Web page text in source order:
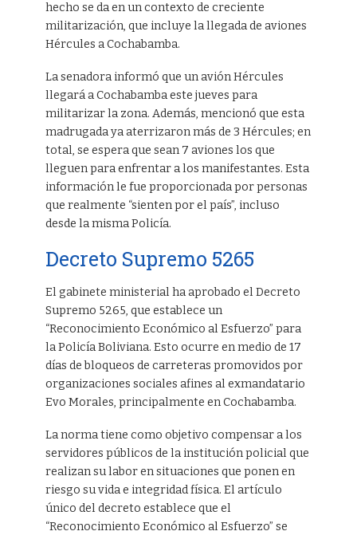
hecho se da en un contexto de creciente
militarización, que incluye la llegada de aviones
Hércules a Cochabamba.
La senadora informó que un avión Hércules
llegará a Cochabamba este jueves para
militarizar la zona. Además, mencionó que esta
madrugada ya aterrizaron más de 3 Hércules; en
total, se espera que sean 7 aviones los que
lleguen para enfrentar a los manifestantes. Esta
información le fue proporcionada por personas
que realmente “sienten por el país”, incluso
desde la misma Policía.
Decreto Supremo 5265
El gabinete ministerial ha aprobado el Decreto
Supremo 5265, que establece un
“Reconocimiento Económico al Esfuerzo” para
la Policía Boliviana. Esto ocurre en medio de 17
días de bloqueos de carreteras promovidos por
organizaciones sociales afines al exmandatario
Evo Morales, principalmente en Cochabamba.
La norma tiene como objetivo compensar a los
servidores públicos de la institución policial que
realizan su labor en situaciones que ponen en
riesgo su vida e integridad física. El artículo
único del decreto establece que el
“Reconocimiento Económico al Esfuerzo” se